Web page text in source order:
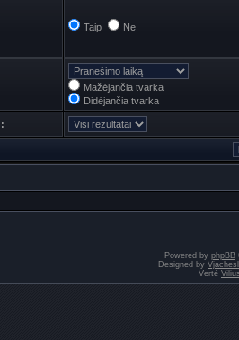
Taip Ne
Mažėjančia tvarka
Didėjančia tvarka
Powered by phpBB
Designed by
Vertė